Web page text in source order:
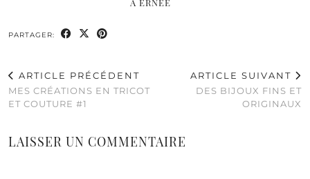
À ERNÉE
PARTAGER:
ARTICLE PRÉCÉDENT
MES CRÉATIONS EN TRICOT
ET COUTURE #1
ARTICLE SUIVANT
DES BIJOUX FINS ET
ORIGINAUX
LAISSER UN COMMENTAIRE